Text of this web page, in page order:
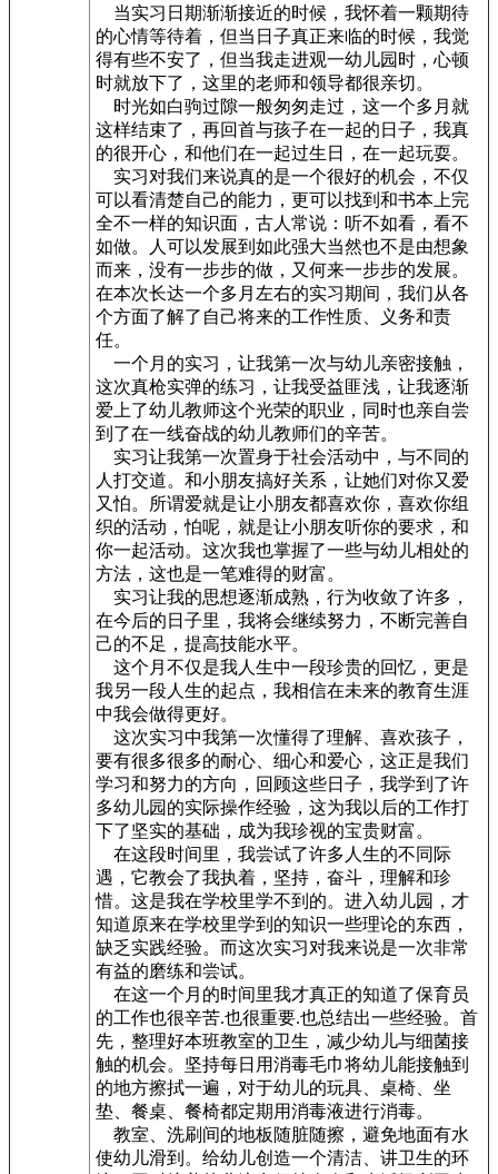
当实习日期渐渐接近的时候，我怀着一颗期待
的心情等待着，但当日子真正来临的时候，我觉
得有些不安了，但当我走进观一幼儿园时，心顿
时就放下了，这里的老师和领导都很亲切。
时光如白驹过隙一般匆匆走过，这一个多月就
这样结束了，再回首与孩子在一起的日子，我真
的很开心，和他们在一起过生日，在一起玩耍。
实习对我们来说真的是一个很好的机会，不仅
可以看清楚自己的能力，更可以找到和书本上完
全不一样的知识面，古人常说：听不如看，看不
如做。人可以发展到如此强大当然也不是由想象
而来，没有一步步的做，又何来一步步的发展。
在本次长达一个多月左右的实习期间，我们从各
个方面了解了自己将来的工作性质、义务和责
任。
一个月的实习，让我第一次与幼儿亲密接触，
这次真枪实弹的练习，让我受益匪浅，让我逐渐
爱上了幼儿教师这个光荣的职业，同时也亲自尝
到了在一线奋战的幼儿教师们的辛苦。
实习让我第一次置身于社会活动中，与不同的
人打交道。和小朋友搞好关系，让她们对你又爱
又怕。所谓爱就是让小朋友都喜欢你，喜欢你组
织的活动，怕呢，就是让小朋友听你的要求，和
你一起活动。这次我也掌握了一些与幼儿相处的
方法，这也是一笔难得的财富。
实习让我的思想逐渐成熟，行为收敛了许多，
在今后的日子里，我将会继续努力，不断完善自
己的不足，提高技能水平。
这个月不仅是我人生中一段珍贵的回忆，更是
我另一段人生的起点，我相信在未来的教育生涯
中我会做得更好。
这次实习中我第一次懂得了理解、喜欢孩子，
要有很多很多的耐心、细心和爱心，这正是我们
学习和努力的方向，回顾这些日子，我学到了许
多幼儿园的实际操作经验，这为我以后的工作打
下了坚实的基础，成为我珍视的宝贵财富。
在这段时间里，我尝试了许多人生的不同际
遇，它教会了我执着，坚持，奋斗，理解和珍
惜。这是我在学校里学不到的。进入幼儿园，才
知道原来在学校里学到的知识一些理论的东西，
缺乏实践经验。而这次实习对我来说是一次非常
有益的磨练和尝试。
在这一个月的时间里我才真正的知道了保育员
的工作也很辛苦.也很重要.也总结出一些经验。首
先，整理好本班教室的卫生，减少幼儿与细菌接
触的机会。坚持每日用消毒毛巾将幼儿能接触到
的地方擦拭一遍，对于幼儿的玩具、桌椅、坐
垫、餐桌、餐椅都定期用消毒液进行消毒。
教室、洗刷间的地板随脏随擦，避免地面有水
使幼儿滑到。给幼儿创造一个清洁、讲卫生的环